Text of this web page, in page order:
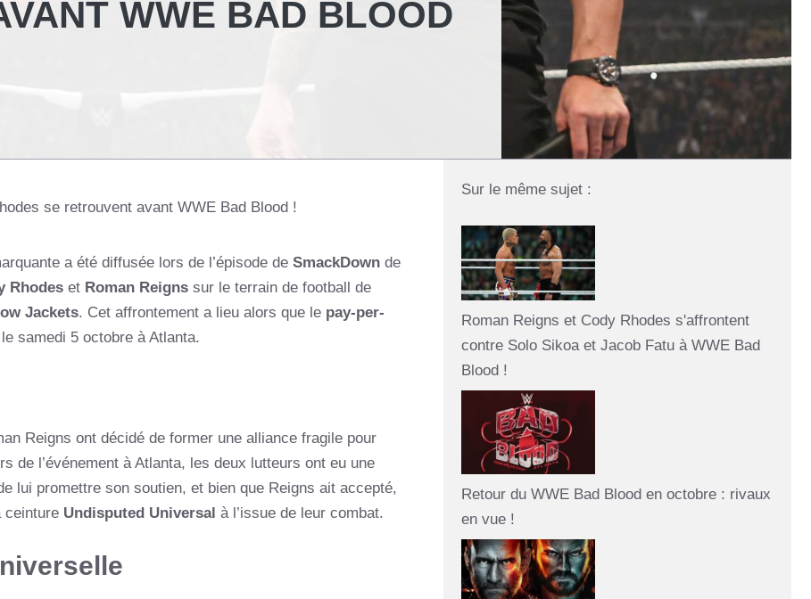
WWE BAD BLOOD
se retrouvent avant WWE Bad Blood !
a été diffusée lors de l’épisode de SmackDown de
Rhodes et Roman Reigns sur le terrain de football de
Jackets. Cet affrontement a lieu alors que le pay-per-
samedi 5 octobre à Atlanta.
Reigns ont décidé de former une alliance fragile pour
de l’événement à Atlanta, les deux lutteurs ont eu une
lui promettre son soutien, et bien que Reigns ait accepté,
ceinture Undisputed Universal à l’issue de leur combat.
Sur le même sujet :
Roman Reigns et Cody Rhodes s'affrontent
contre Solo Sikoa et Jacob Fatu à WWE Bad
Blood !
Retour du WWE Bad Blood en octobre : rivaux
en vue !